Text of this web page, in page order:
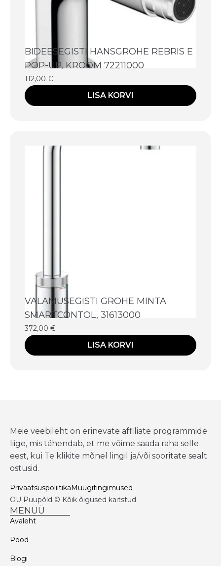
BIDEESEGISTI HANSGROHE REBRIS E
POP-UP, KROOM 72211000
112,00 €
LISA KORVI
VALAMUSEGISTI GROHE MINTA
SMARTCONTOL, 31613000
372,00 €
LISA KORVI
Meie veebileht on erinevate affiliate programmide
liige, mis tähendab, et me võime saada raha selle
eest, kui Te klikite mõnel lingil ja/või sooritate sealt
ostusid.
PrivaatsuspoliitikaMüügitingimused
OÜ Puupõld © Kõik õigused kaitstud
MENÜÜ
Avaleht
Pood
Blogi